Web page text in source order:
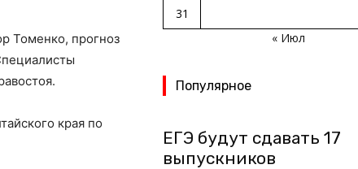
Томенко, прогноз
края по
31
« Июл
Популярное
ЕГЭ будут сдавать 17
выпускников